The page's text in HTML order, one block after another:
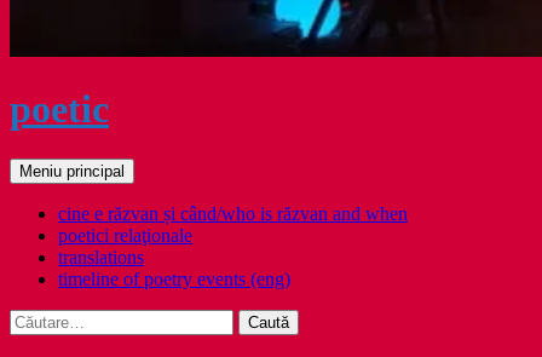
poetic
Caută
Meniu principal
cine e răzvan și când/who is răzvan and when
poetici relaţionale
translations
timeline of poetry events (eng)
Caută
după: